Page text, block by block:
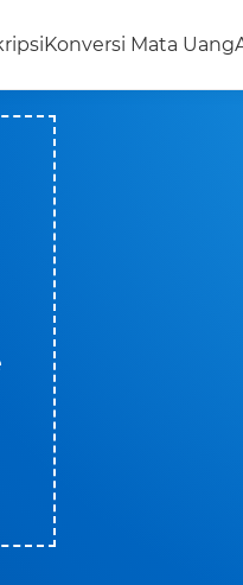
Konversi Mata Uang